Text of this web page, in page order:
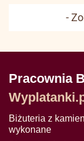
-
Pracownia
Biżuteria z
wykonane